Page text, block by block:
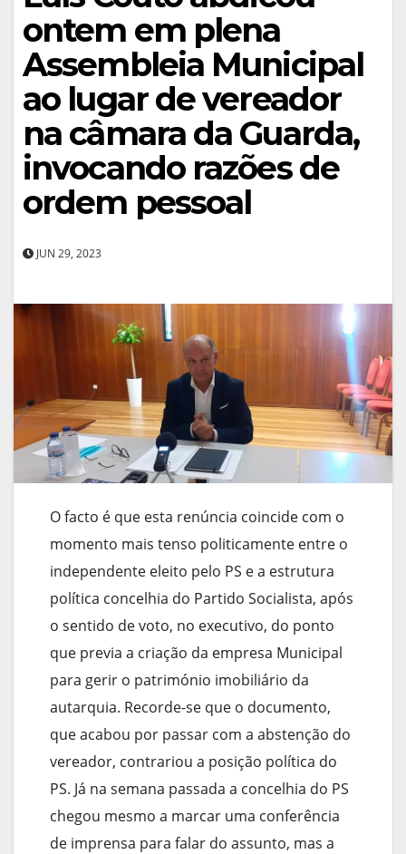
ontem em plena
Assembleia Municipal
ao lugar de vereador
na câmara da Guarda,
invocando razões de
ordem pessoal
JUN 29, 2023
O facto é que esta renúncia coincide com o
momento mais tenso politicamente entre o
independente eleito pelo PS e a estrutura
política concelhia do Partido Socialista, após
o sentido de voto, no executivo, do ponto
que previa a criação da empresa Municipal
para gerir o património imobiliário da
autarquia. Recorde-se que o documento,
que acabou por passar com a abstenção do
vereador, contrariou a posição política do
PS. Já na semana passada a concelhia do PS
chegou mesmo a marcar uma conferência
de imprensa para falar do assunto, mas a